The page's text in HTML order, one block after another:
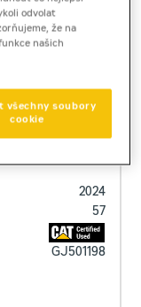
2024
57
GJ501198
odvolat
že na
našich
všechny soubory
cookie